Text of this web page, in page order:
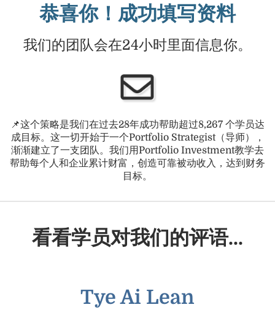
恭喜你！成功填写资料
我们的团队会在24小时里面信息你。​
📌这个策略是我们在过去28年成功帮助超过8,267 个学员达
成目标。这一切开始于一个Portfolio Strategist（导师），
渐渐建立了一支团队。我们用Portfolio Investment教学去
帮助每个人和企业累计财富，创造可靠被动收入，达到财务
目标。
看看学员对我们的评语...
Tye Ai Lean